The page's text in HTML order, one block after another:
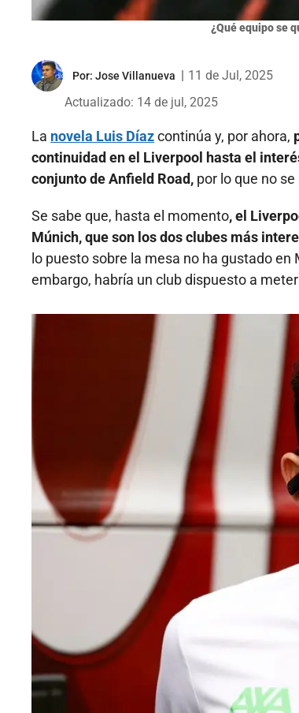
¿Qué equipo se
Por: Jose Villanueva
11 de Jul, 2025
Actualizado: 14 de jul, 2025
La novela Luis Díazcontinúa y, por ahora,
continuidad en el Liverpool hasta el
conjunto de Anfield Road, por lo que no
Se sabe que, hasta el momento, el
Múnich, que son los dos clubes más
lo puesto sobre la mesa no ha gustado
embargo, habría un club dispuesto a